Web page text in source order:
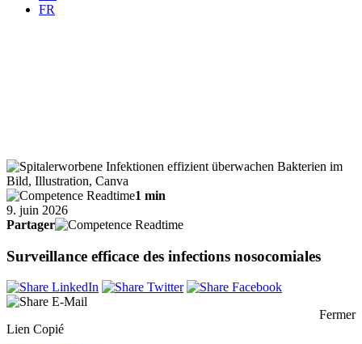
FR
1 min
9. juin 2026
Partager
Surveillance efficace des infections nosocomiales
Lien Copié
Fermer